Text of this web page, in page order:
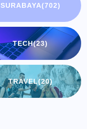
SURABAYA(702)
TECH(23)
TRAVEL(20)